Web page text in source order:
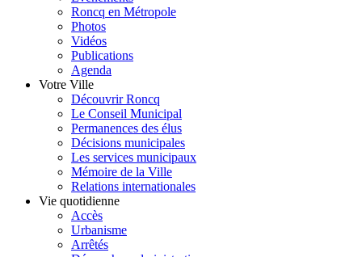
Roncq en Métropole
Photos
Vidéos
Publications
Agenda
Votre Ville
Découvrir Roncq
Le Conseil Municipal
Permanences des élus
Décisions municipales
Les services municipaux
Mémoire de la Ville
Relations internationales
Vie quotidienne
Accès
Urbanisme
Arrêtés